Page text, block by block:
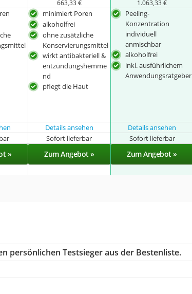
663,33 € 1.063,33 €
minimiert Poren
alkoholfrei
ohne zusätzliche
Konservierungsmittel
wirkt antibakteriell &
entzündungshemme
nd
pflegt die Haut
Peeling-
Konzentration
individuell
anmischbar
alkoholfrei
inkl. ausführlichem
Anwendungsratgeber
Details ansehen Details ansehen
Sofort lieferbar Sofort lieferbar
» Zum Angebot » Zum Angebot »
persönlichen Testsieger aus der Bestenliste.